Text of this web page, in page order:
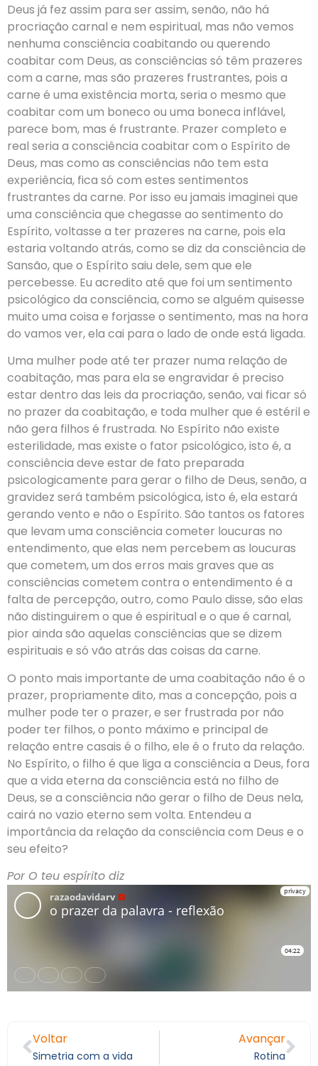
Deus já fez assim para ser assim, senão, não há
procriação carnal e nem espiritual, mas não vemos
nenhuma consciência coabitando ou querendo
coabitar com Deus, as consciências só têm prazeres
com a carne, mas são prazeres frustrantes, pois a
carne é uma existência morta, seria o mesmo que
coabitar com um boneco ou uma boneca inflável,
parece bom, mas é frustrante. Prazer completo e
real seria a consciência coabitar com o Espírito de
Deus, mas como as consciências não tem esta
experiência, fica só com estes sentimentos
frustrantes da carne. Por isso eu jamais imaginei que
uma consciência que chegasse ao sentimento do
Espírito, voltasse a ter prazeres na carne, pois ela
estaria voltando atrás, como se diz da consciência de
Sansão, que o Espírito saiu dele, sem que ele
percebesse. Eu acredito até que foi um sentimento
psicológico da consciência, como se alguém quisesse
muito uma coisa e forjasse o sentimento, mas na hora
do vamos ver, ela cai para o lado de onde está ligada.
Uma mulher pode até ter prazer numa relação de
coabitação, mas para ela se engravidar é preciso
estar dentro das leis da procriação, senão, vai ficar só
no prazer da coabitação, e toda mulher que é estéril e
não gera filhos é frustrada. No Espírito não existe
esterilidade, mas existe o fator psicológico, isto é, a
consciência deve estar de fato preparada
psicologicamente para gerar o filho de Deus, senão, a
gravidez será também psicológica, isto é, ela estará
gerando vento e não o Espírito. São tantos os fatores
que levam uma consciência cometer loucuras no
entendimento, que elas nem percebem as loucuras
que cometem, um dos erros mais graves que as
consciências cometem contra o entendimento é a
falta de percepção, outro, como Paulo disse, são elas
não distinguirem o que é espiritual e o que é carnal,
pior ainda são aquelas consciências que se dizem
espirituais e só vão atrás das coisas da carne.
O ponto mais importante de uma coabitação não é o
prazer, propriamente dito, mas a concepção, pois a
mulher pode ter o prazer, e ser frustrada por não
poder ter filhos, o ponto máximo e principal de
relação entre casais é o filho, ele é o fruto da relação.
No Espírito, o filho é que liga a consciência a Deus, fora
que a vida eterna da consciência está no filho de
Deus, se a consciência não gerar o filho de Deus nela,
cairá no vazio eterno sem volta. Entendeu a
importância da relação da consciência com Deus e o
seu efeito?
Por O teu espírito diz
Voltar
Simetria com a vida
Avançar
Rotina